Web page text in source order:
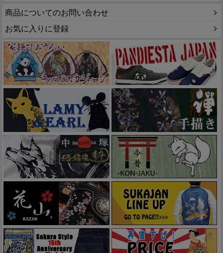
商品についてのお問い合わせ
お気に入りに登録